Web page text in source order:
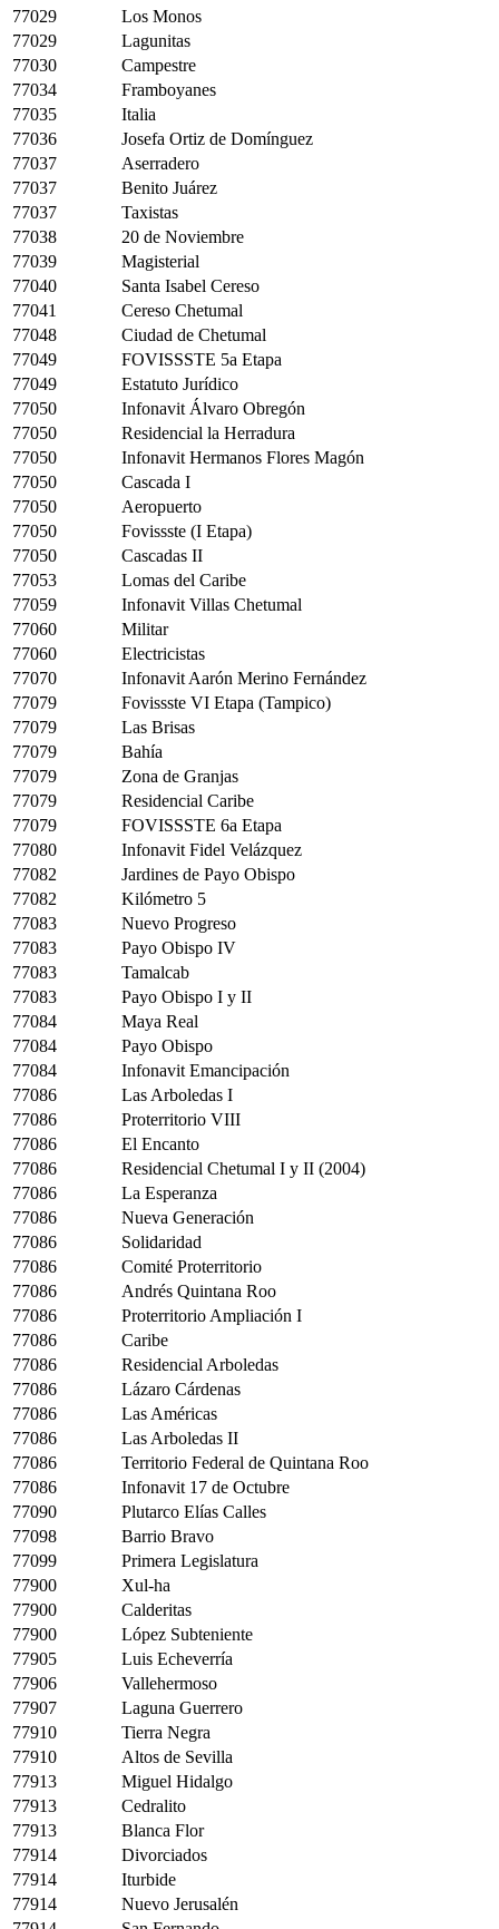
77029
Los Monos
77029
Lagunitas
77030
Campestre
77034
Framboyanes
77035
Italia
77036
Josefa Ortiz de Domínguez
77037
Aserradero
77037
Benito Juárez
77037
Taxistas
77038
20 de Noviembre
77039
Magisterial
77040
Santa Isabel Cereso
77041
Cereso Chetumal
77048
Ciudad de Chetumal
77049
FOVISSSTE 5a Etapa
77049
Estatuto Jurídico
77050
Infonavit Álvaro Obregón
77050
Residencial la Herradura
77050
Infonavit Hermanos Flores Magón
77050
Cascada I
77050
Aeropuerto
77050
Fovissste (I Etapa)
77050
Cascadas II
77053
Lomas del Caribe
77059
Infonavit Villas Chetumal
77060
Militar
77060
Electricistas
77070
Infonavit Aarón Merino Fernández
77079
Fovissste VI Etapa (Tampico)
77079
Las Brisas
77079
Bahía
77079
Zona de Granjas
77079
Residencial Caribe
77079
FOVISSSTE 6a Etapa
77080
Infonavit Fidel Velázquez
77082
Jardines de Payo Obispo
77082
Kilómetro 5
77083
Nuevo Progreso
77083
Payo Obispo IV
77083
Tamalcab
77083
Payo Obispo I y II
77084
Maya Real
77084
Payo Obispo
77084
Infonavit Emancipación
77086
Las Arboledas I
77086
Proterritorio VIII
77086
El Encanto
77086
Residencial Chetumal I y II (2004)
77086
La Esperanza
77086
Nueva Generación
77086
Solidaridad
77086
Comité Proterritorio
77086
Andrés Quintana Roo
77086
Proterritorio Ampliación I
77086
Caribe
77086
Residencial Arboledas
77086
Lázaro Cárdenas
77086
Las Américas
77086
Las Arboledas II
77086
Territorio Federal de Quintana Roo
77086
Infonavit 17 de Octubre
77090
Plutarco Elías Calles
77098
Barrio Bravo
77099
Primera Legislatura
77900
Xul-ha
77900
Calderitas
77900
López Subteniente
77905
Luis Echeverría
77906
Vallehermoso
77907
Laguna Guerrero
77910
Tierra Negra
77910
Altos de Sevilla
77913
Miguel Hidalgo
77913
Cedralito
77913
Blanca Flor
77914
Divorciados
77914
Iturbide
77914
Nuevo Jerusalén